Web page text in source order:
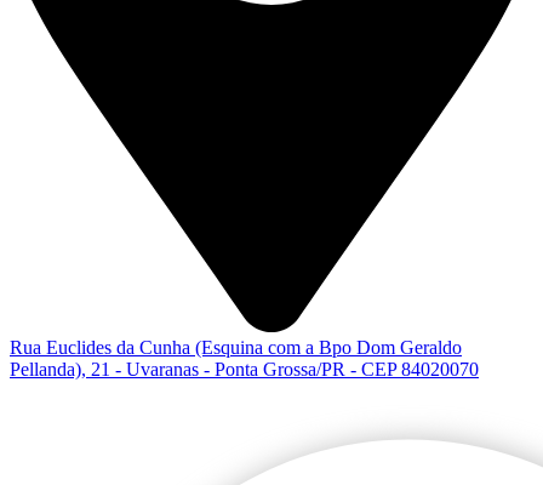
Rua Euclides da Cunha (Esquina com a Bpo Dom Geraldo
Pellanda), 21 - Uvaranas - Ponta Grossa/PR - CEP 84020070